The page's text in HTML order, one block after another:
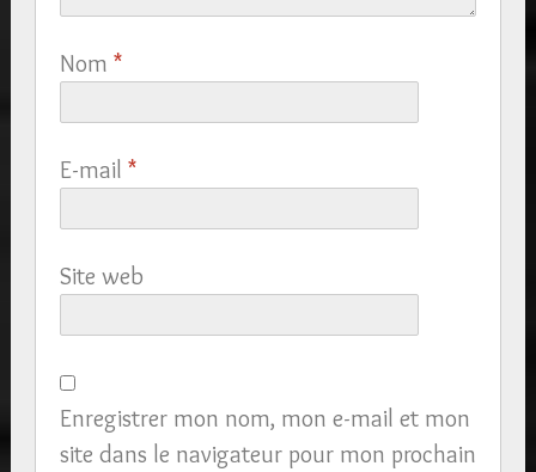
Nom *
E-mail *
Site web
Enregistrer mon nom, mon e-mail et mon
site dans le navigateur pour mon prochain